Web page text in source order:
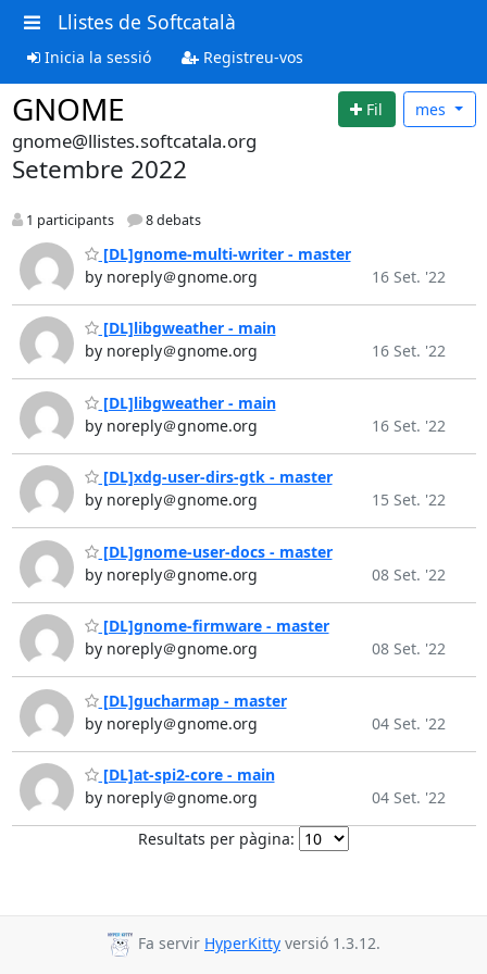
Llistes de Softcatalà
Inicia la sessió Registreu-vos
GNOME Fil mes
gnome@llistes.softcatala.org
Setembre 2022
1 participants 8 debats
[DL]gnome-multi-writer - master
by noreply＠gnome.org
16 Set. '22
[DL]libgweather - main
by noreply＠gnome.org
16 Set. '22
[DL]libgweather - main
by noreply＠gnome.org
16 Set. '22
[DL]xdg-user-dirs-gtk - master
by noreply＠gnome.org
15 Set. '22
[DL]gnome-user-docs - master
by noreply＠gnome.org
08 Set. '22
[DL]gnome-firmware - master
by noreply＠gnome.org
08 Set. '22
[DL]gucharmap - master
by noreply＠gnome.org
04 Set. '22
[DL]at-spi2-core - main
by noreply＠gnome.org
04 Set. '22
Resultats per pàgina:
Fa servir HyperKitty versió 1.3.12.